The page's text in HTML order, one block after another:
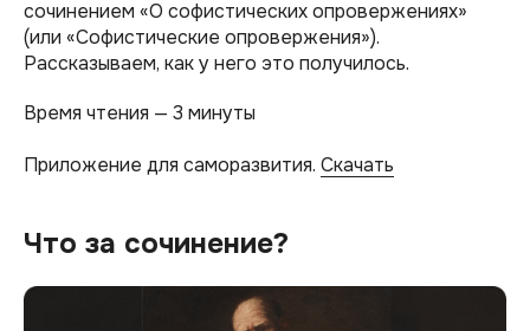
сочинением «О софистических опровержениях»
(или «Софистические опровержения»).
Рассказываем, как у него это получилось.
Время чтения — 3 минуты
Приложение для саморазвития. Скачать
Что за сочинение?